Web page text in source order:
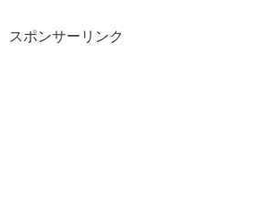
スポンサーリンク